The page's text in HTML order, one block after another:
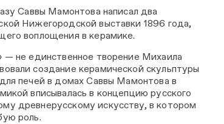
Саввы Мамонтова написал два
Нижегородской выставки 1896 года,
воплощения в керамике.
— не единственное творение Михаила
создание керамической скульптуры
печей в домах Саввы Мамонтова в
вписывалась в концепцию русского
древнерусскому искусству, в котором
роль.